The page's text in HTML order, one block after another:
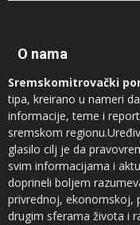
O nama
Sremskomitrovački
tipa, kreirano u nameri
informacije, teme i
sremskom
glasilo cilj je da
svim informacijama i
doprineli boljem
privrednoj, ekonomskoj,
drugim sferama života i